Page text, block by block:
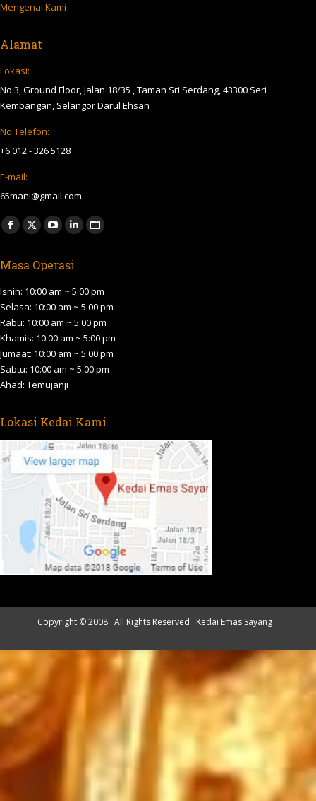
Mengenai Kami
Alamat
Lokasi:
No 3, Ground Floor, Jalan 18/35 , Taman Sri Serdang, 43300 Seri
Kembangan, Selangor Darul Ehsan
No Telefon:
+6 012 - 326 5128
E-mail:
65mani@gmail.com
Find us on:
Facebook
opens
in
new
window
X
opens
in
new
window
YouTube
opens
in
new
window
Linkedin
opens
in
new
window
Website
in
new
window
Masa Operasi
Isnin: 10:00 am ~ 5:00 pm
Selasa: 10:00 am ~ 5:00 pm
Rabu: 10:00 am ~ 5:00 pm
Khamis: 10:00 am ~ 5:00 pm
Jumaat: 10:00 am ~ 5:00 pm
Sabtu: 10:00 am ~ 5:00 pm
Ahad: Temujanji
Lokasi Kedai Kami
Copyright © 2008 · All Rights Reserved · Kedai Emas Sayang